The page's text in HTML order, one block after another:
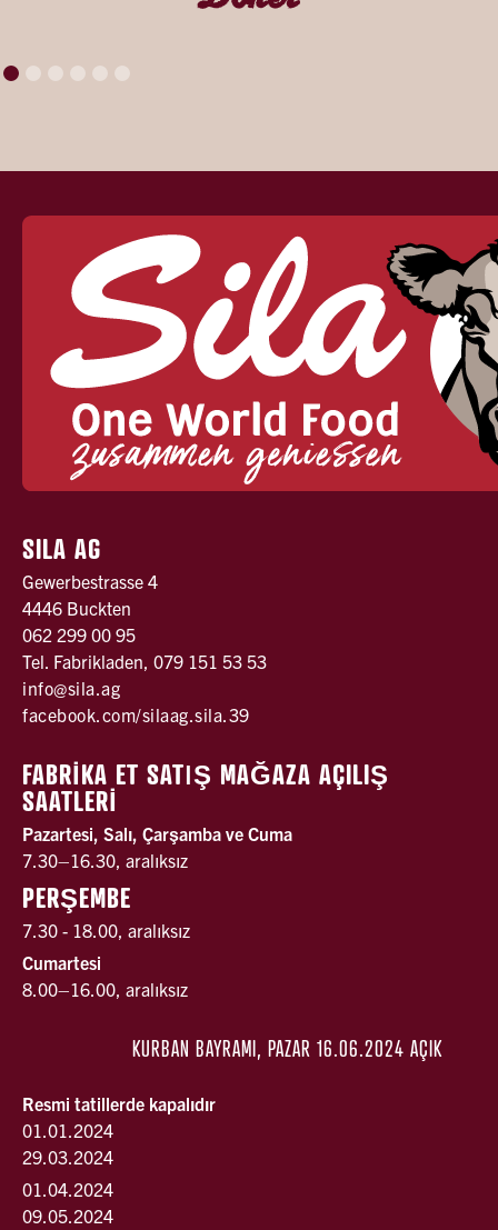
SILA AG
Gewerbestrasse 4
4446 Buckten
062 299 00 95
Tel. Fabrikladen, 079 151 53 53
info@sila.ag
facebook.com/silaag.sila.39
FABRİKA ET SATǀŞ MAĞAZA AÇILIŞ
SAATLERİ
Pazartesi, Salı, Çarşamba ve Cuma
7.30–16.30, aralıksız
PERŞEMBE
7.30 - 18.00, aralıksız
Cumartesi
8.00–16.00, aralıksız
KURBAN BAYRAMI, PAZAR 16.06.2024 AÇIK
Resmi tatillerde kapalıdır
01.01.2024
29.03.2024
01.04.2024
09.05.2024